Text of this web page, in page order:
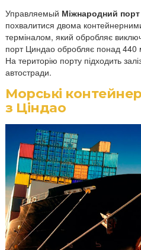
Управляемый Міжнародний
похвалитися двома
терміналом, який обробляє
порт Циндао обробляє понад 440
На територію порту підходить
автостради.
Морські
з Ціндао